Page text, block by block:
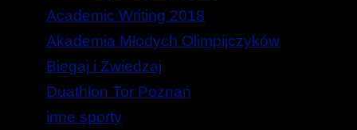
Academic Writing 2018
Akademia Młodych Olimpijczyków
Biegaj i Zwiedzaj
Duathlon Tor Poznań
inne sporty